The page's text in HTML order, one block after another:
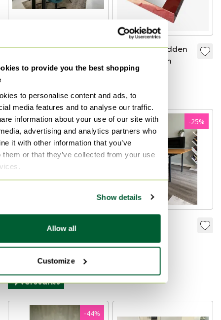
to provide you the best shopping
to personalise content and ads, to
media features and to analyse our traffic.
information about your use of our site with
advertising and analytics partners who
it with other information that you’ve
them or that they’ve collected from your use
Show details
Allow all
Customize
Langer Esstisch im
niederländischen
Eric Maville Hidden
Bar Couchtisch
Jukebox-Couchtisch
400 €
Bieten ab 200 €
Verstärkt
-25%
800 € 600 €
-44%